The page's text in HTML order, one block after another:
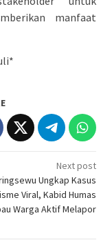
manfaat
Next post
Ungkap Kasus
Viral, Kabid Humas
Warga Aktif Melapor